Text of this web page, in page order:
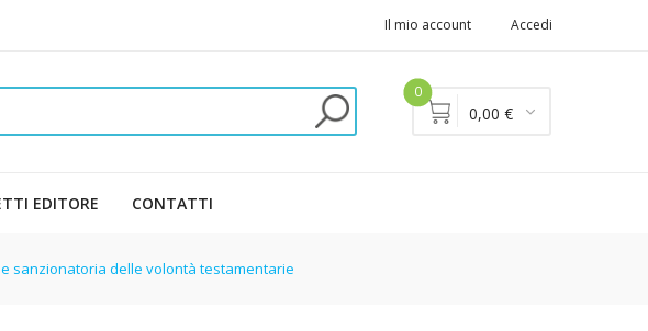
Il mio account Accedi
0
0,00 €
EDITORE CONTATTI
sanzionatoria delle volontà testamentarie